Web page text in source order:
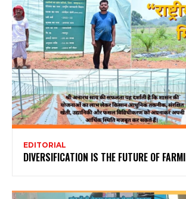
EDITORIAL
DIVERSIFICATION IS THE FUTURE OF